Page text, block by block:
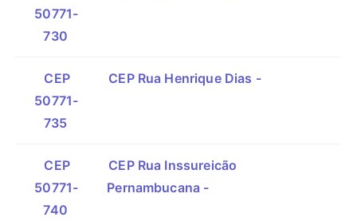
50771-
730
CEP
50771-
735
CEP Rua Henrique Dias -
CEP
50771-
740
CEP Rua Inssureicão
Pernambucana -